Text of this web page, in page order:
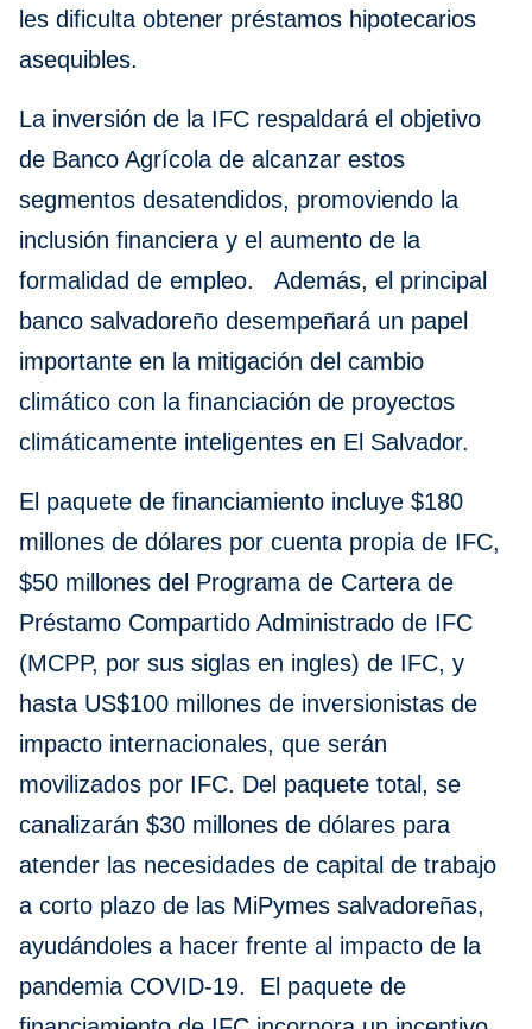
les dificulta obtener préstamos hipotecarios
asequibles.
La inversión de la IFC respaldará el objetivo
de Banco Agrícola de alcanzar estos
segmentos desatendidos, promoviendo la
inclusión financiera y el aumento de la
formalidad de empleo. Además, el principal
banco salvadoreño desempeñará un papel
importante en la mitigación del cambio
climático con la financiación de proyectos
climáticamente inteligentes en El Salvador.
El paquete de financiamiento incluye $180
millones de dólares por cuenta propia de IFC,
$50 millones del Programa de Cartera de
Préstamo Compartido Administrado de IFC
(MCPP, por sus siglas en ingles) de IFC, y
hasta US$100 millones de inversionistas de
impacto internacionales, que serán
movilizados por IFC. Del paquete total, se
canalizarán $30 millones de dólares para
atender las necesidades de capital de trabajo
a corto plazo de las MiPymes salvadoreñas,
ayudándoles a hacer frente al impacto de la
pandemia COVID-19. El paquete de